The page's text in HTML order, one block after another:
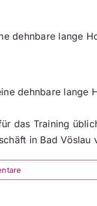
dehnbare lange
dehnbare lange
das Training
in Bad Vöslau